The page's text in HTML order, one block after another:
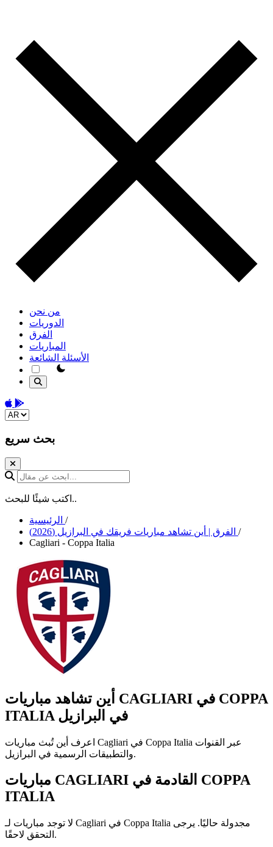
من نحن
الدوريات
الفرق
المباريات
الأسئلة الشائعة
theme switcher
Download on the App Store
Get it on Google Play
Change language
بحث سريع
ابحث عن مقال...
اكتب شيئًا للبحث..
/
/
Cagliari - Coppa Italia
أين تشاهد مباريات CAGLIARI في COPPA
ITALIA في البرازيل
اعرف أين تُبث مباريات Cagliari في Coppa Italia عبر القنوات
والتطبيقات الرسمية في البرازيل.
مباريات CAGLIARI القادمة في COPPA
ITALIA
لا توجد مباريات لـ Cagliari في Coppa Italia مجدولة حاليًا. يرجى
التحقق لاحقًا.